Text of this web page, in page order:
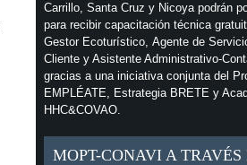
Carrillo, Santa Cruz y Nicoya podrán
para recibir capacitación técnica
Gestor Ecoturístico, Agente de
Cliente y Asistente Administrativo-
gracias a una iniciativa conjunta del
EMPLÉATE, Estrategia BRETE y
HHC&COVAO.
MOPT-CONAVI A TRAVÉS